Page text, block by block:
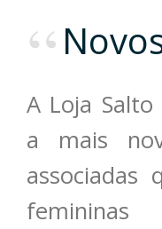
A Loja
a mais
associadas